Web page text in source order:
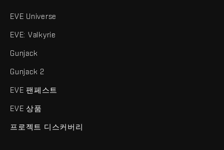
EVE Universe
EVE: Valkyrie
Gunjack
Gunjack 2
EVE 팬페스트
EVE 상품
프로젝트 디스커버리